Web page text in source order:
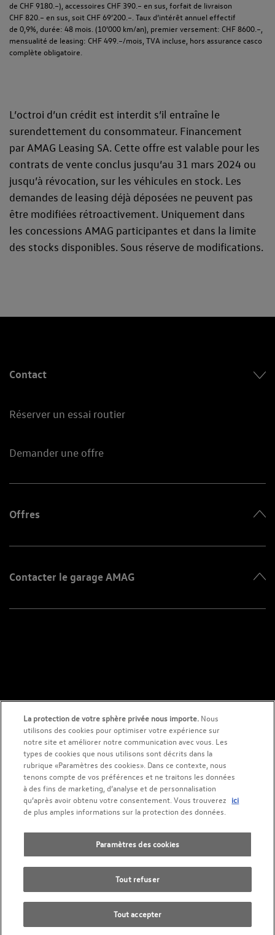
de CHF 9180.–), accessoires CHF 390.– en sus, forfait de livraison
CHF 820.– en sus, soit CHF 69’200.–. Taux d’intérêt annuel effectif
de 0,9%, durée: 48 mois. (10’000 km/an), premier versement: CHF 8600.–,
mensualité de leasing: CHF 499.–/mois, TVA incluse, hors assurance casco
complète obligatoire.​
L’octroi d’un crédit est interdit s’il entraîne le
surendettement du consommateur. Financement
par AMAG Leasing SA. Cette offre est valable pour les
contrats de vente conclus jusqu’au 31 mars 2024 ou
jusqu’à révocation, sur les véhicules en stock. Les
demandes de leasing déjà déposées ne peuvent pas
être modifiées rétroactivement. Uniquement dans
les concessions AMAG participantes et dans la limite
des stocks disponibles. Sous réserve de modifications.
Prendre rendez-vous
Essai sur route
Trouver une voiture
Contact
Réserver un essai routier
Demander une offre
Offres
Contacter le garage AMAG
2023 AMAG Automobiles et Moteurs SA
Déclaration de protection des données Informations juridiques
La protection de votre sphère privée nous importe. Nous
utilisons des cookies pour optimiser votre expérience sur
notre site et améliorer notre communication avec vous. Les
types de cookies que nous utilisons sont décrits dans la
rubrique «Paramètres des cookies». Dans ce contexte, nous
tenons compte de vos préférences et ne traitons les données
à des fins de marketing, d’analyse et de personnalisation
qu’après avoir obtenu votre consentement. Vous trouverez
ici
de plus amples informations sur la protection des données.
Paramètres des cookies
Tout refuser
Tout accepter